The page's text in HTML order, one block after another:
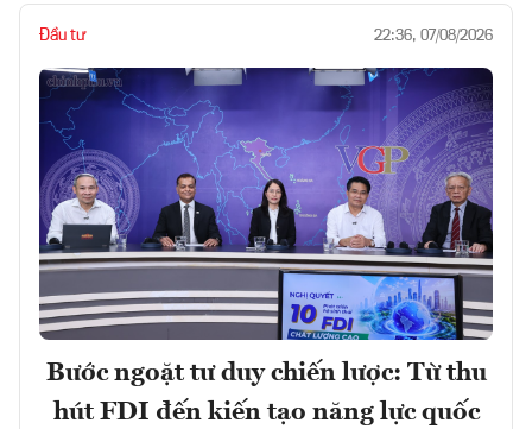
Đầu tư 22:36, 07/08/2026
Bước ngoặt tư duy chiến lược: Từ thu
hút FDI đến kiến tạo năng lực quốc